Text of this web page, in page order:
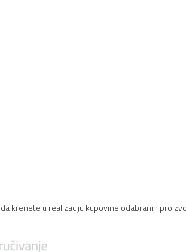
krenete u realizaciju kupovine odabranih